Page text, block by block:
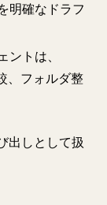
明確なドラフ
トは、
、フォルダ整
出しとして扱